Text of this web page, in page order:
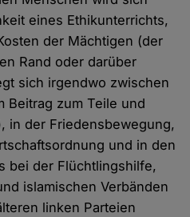
eines Ethikunterrichts,
der Mächtigen (der
Rand oder darüber
sich irgendwo zwischen
Beitrag zum Teile und
in der Friedensbewegung,
und in den
bei der Flüchtlingshilfe,
islamischen Verbänden
linken Parteien